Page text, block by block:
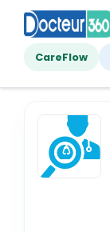
CareFlow